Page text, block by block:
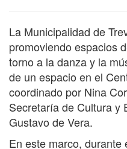
La Municipalidad de
promoviendo espacios
torno a la danza y la
de un espacio en el
coordinado por Nina
Secretaría de Cultura y
Gustavo de Vera.
En este marco,